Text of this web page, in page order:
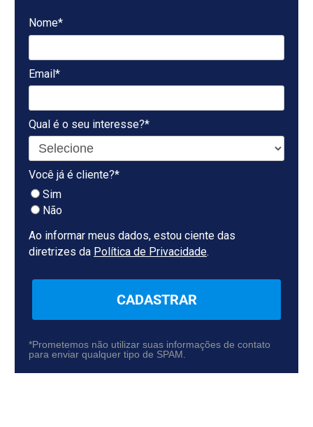
Nome*
Email*
Qual é o seu interesse?*
Você já é cliente?*
Sim
Não
Ao informar meus dados, estou ciente das
diretrizes da Política de Privacidade.
CADASTRAR
*Prometemos não utilizar suas informações de contato
para enviar qualquer tipo de SPAM.